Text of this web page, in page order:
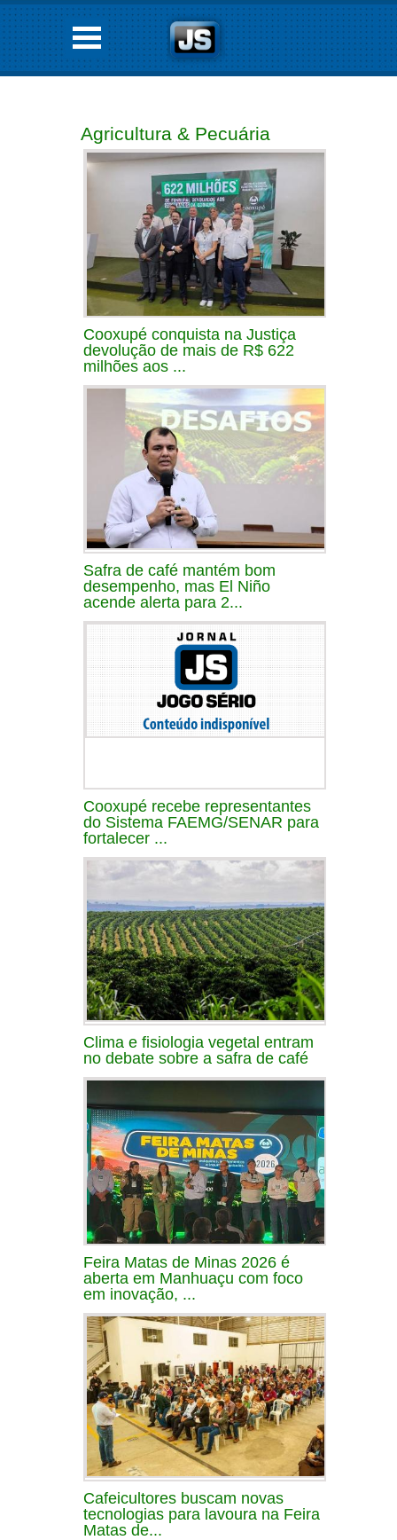
Agricultura & Pecuária
Cooxupé conquista na Justiça
devolução de mais de R$ 622
milhões aos ...
Safra de café mantém bom
desempenho, mas El Niño
acende alerta para 2...
Cooxupé recebe representantes
do Sistema FAEMG/SENAR para
fortalecer ...
Clima e fisiologia vegetal entram
no debate sobre a safra de café
Feira Matas de Minas 2026 é
aberta em Manhuaçu com foco
em inovação, ...
Cafeicultores buscam novas
tecnologias para lavoura na Feira
Matas de...